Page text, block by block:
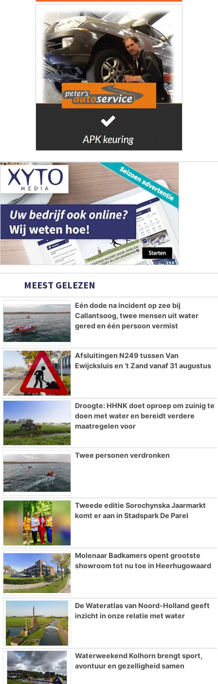
MEEST GELEZEN
Eén dode na incident op zee bij
Callantsoog, twee mensen uit water
gered en één persoon vermist
Afsluitingen N249 tussen Van
Ewijcksluis en ’t Zand vanaf 31 augustus
Droogte: HHNK doet oproep om zuinig te
doen met water en bereidt verdere
maatregelen voor
Twee personen verdronken
Tweede editie Sorochynska Jaarmarkt
komt er aan in Stadspark De Parel
Molenaar Badkamers opent grootste
showroom tot nu toe in Heerhugowaard
De Wateratlas van Noord-Holland geeft
inzicht in onze relatie met water
Waterweekend Kolhorn brengt sport,
avontuur en gezelligheid samen